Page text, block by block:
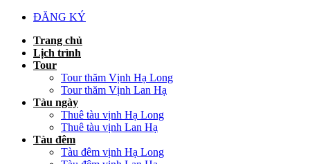
ĐĂNG KÝ
Trang chủ
Lịch trình
Tour
Tour thăm Vịnh Hạ Long
Tour thăm Vịnh Lan Hạ
Tàu ngày
Thuê tàu vịnh Hạ Long
Thuê tàu vịnh Lan Hạ
Tàu đêm
Tàu đêm vịnh Hạ Long